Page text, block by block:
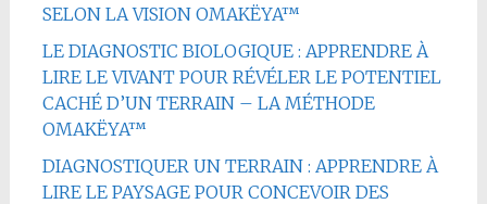
SELON LA VISION OMAKËYA™
LE DIAGNOSTIC BIOLOGIQUE : APPRENDRE À
LIRE LE VIVANT POUR RÉVÉLER LE POTENTIEL
CACHÉ D’UN TERRAIN – LA MÉTHODE
OMAKËYA™
DIAGNOSTIQUER UN TERRAIN : APPRENDRE À
LIRE LE PAYSAGE POUR CONCEVOIR DES